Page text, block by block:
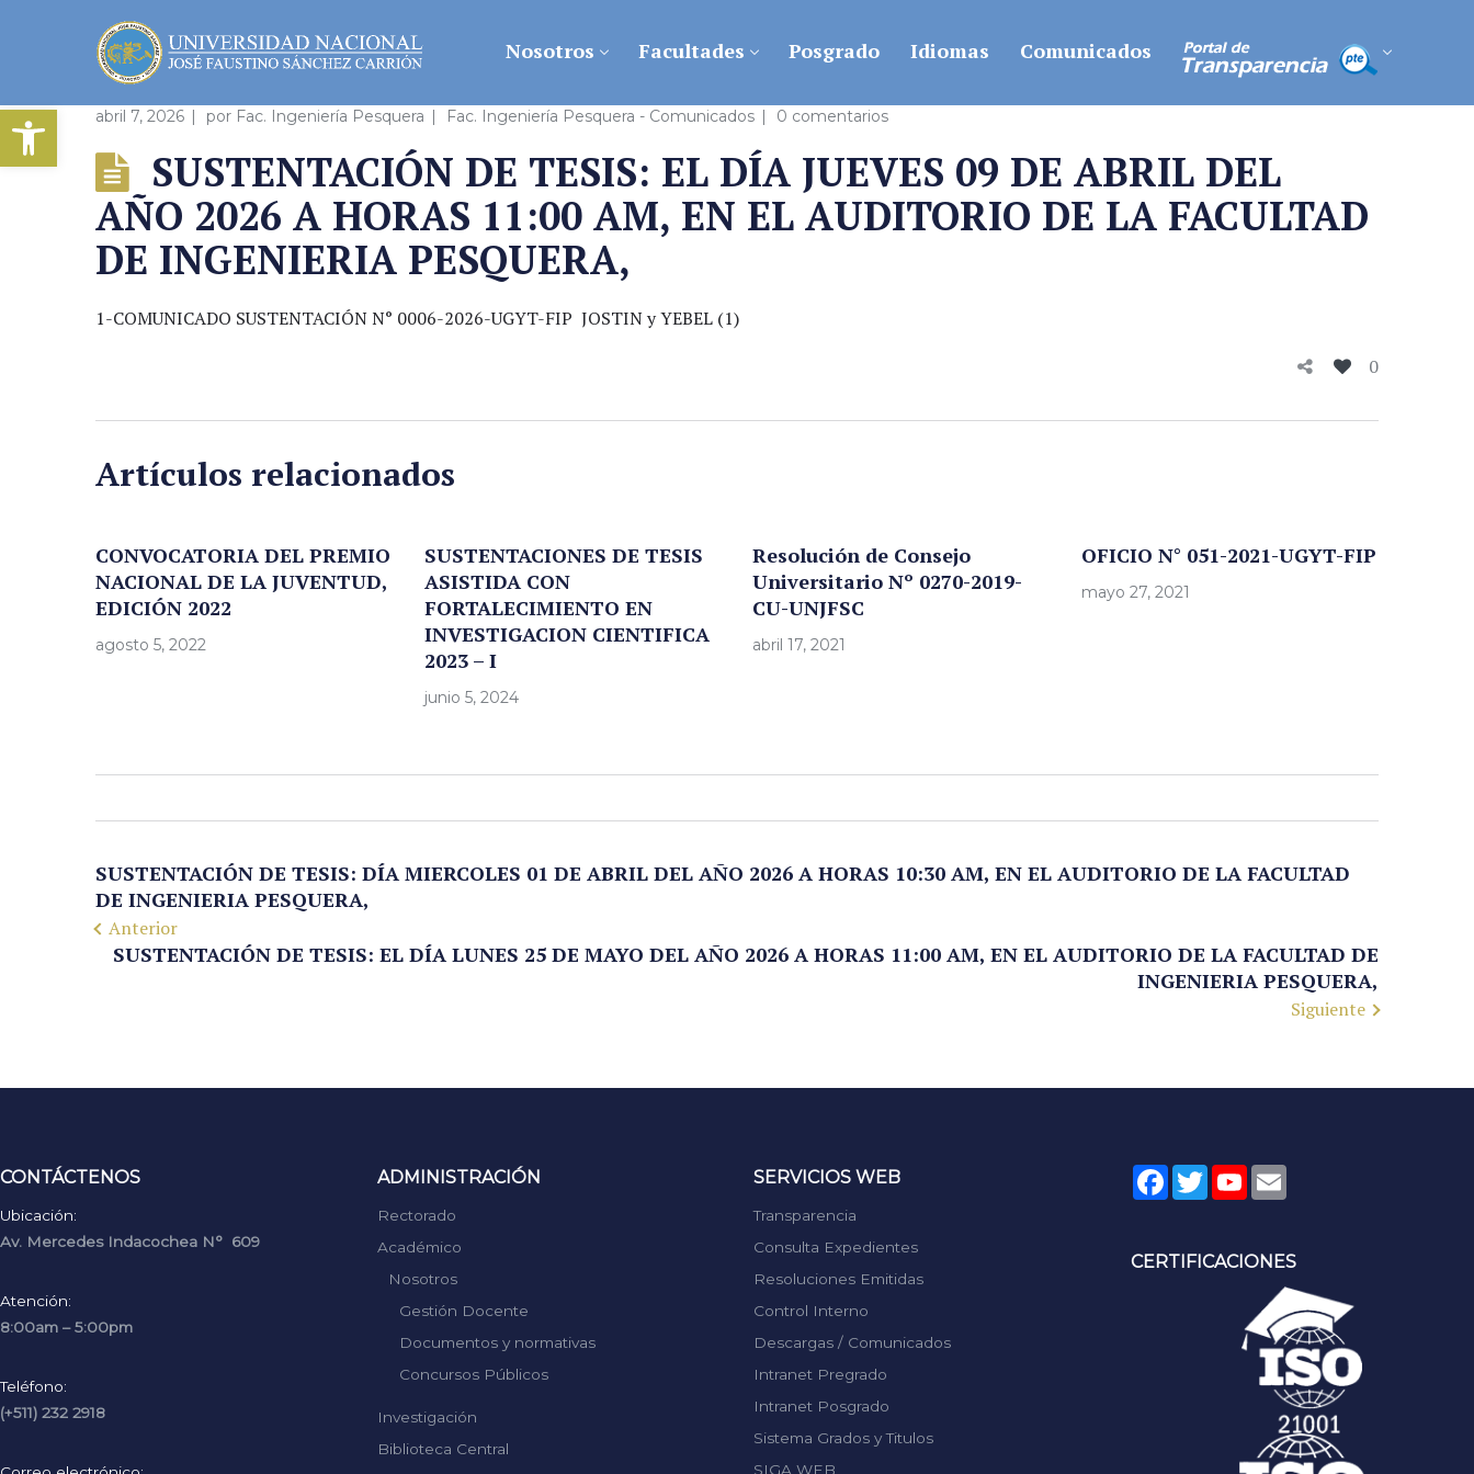
Abrir barra de herramientas
Nosotros Facultades Posgrado Idiomas Comunicados
abril 7, 2026 por Fac. Ingeniería Pesquera Fac. Ingeniería Pesquera - Comunicados 0 comentarios
SUSTENTACIÓN DE TESIS: EL DÍA JUEVES 09 DE ABRIL DEL
AÑO 2026 A HORAS 11:00 AM, EN EL AUDITORIO DE LA FACULTAD
DE INGENIERIA PESQUERA,
1-COMUNICADO SUSTENTACIÓN N° 0006-2026-UGYT-FIP JOSTIN y YEBEL (1)
0
Artículos relacionados
CONVOCATORIA DEL PREMIO
NACIONAL DE LA JUVENTUD,
EDICIÓN 2022
agosto 5, 2022
SUSTENTACIONES DE TESIS
ASISTIDA CON
FORTALECIMIENTO EN
INVESTIGACION CIENTIFICA
2023 – I
junio 5, 2024
Resolución de Consejo
Universitario Nº 0270-2019-
CU-UNJFSC
abril 17, 2021
OFICIO N° 051-2021-UGYT-FIP
mayo 27, 2021
SUSTENTACIÓN DE TESIS: DÍA MIERCOLES 01 DE ABRIL DEL AÑO 2026 A HORAS 10:30 AM, EN EL AUDITORIO DE LA FACULTAD
DE INGENIERIA PESQUERA,
Anterior
SUSTENTACIÓN DE TESIS: EL DÍA LUNES 25 DE MAYO DEL AÑO 2026 A HORAS 11:00 AM, EN EL AUDITORIO DE LA FACULTAD DE
INGENIERIA PESQUERA,
Siguiente
CONTÁCTENOS
Ubicación:
Av. Mercedes Indacochea N° 609
Atención:
8:00am – 5:00pm
Teléfono:
(+511) 232 2918
ADMINISTRACIÓN
Rectorado
Académico
Nosotros
Gestión Docente
Documentos y normativas
Concursos Públicos
Investigación
Biblioteca Central
SERVICIOS WEB
Transparencia
Consulta Expedientes
Resoluciones Emitidas
Control Interno
Descargas / Comunicados
Intranet Pregrado
Intranet Posgrado
Sistema Grados y Titulos
SIGA WEB
Facebook
TwitterYouTubeEmail
CERTIFICACIONES